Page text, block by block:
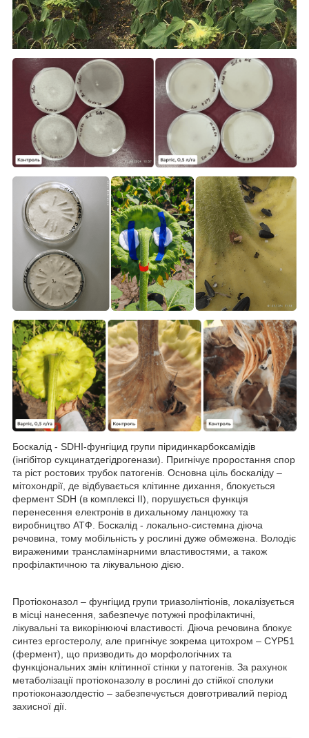
Боскалід - SDHI-фунгіцид групи піридинкарбоксамідів
(інгібітор сукцинатдегідрогенази). Пригнічує проростання спор
та ріст ростових трубок патогенів. Основна ціль боскаліду –
мітохондрії, де відбувається клітинне дихання, блокується
фермент SDH (в комплексі II), порушується функція
перенесення електронів в дихальному ланцюжку та
виробництво АТФ. Боскалід - локально-системна діюча
речовина, тому мобільність у рослині дуже обмежена. Володіє
вираженими трансламінарними властивостями, а також
профілактичною та лікувальною дією.
Протіоконазол – фунгіцид групи триазолінтіонів, локалізується
в місці нанесення, забезпечує потужні профілактичні,
лікувальні та викорінюючі властивості. Діюча речовина блокує
синтез ергостеролу, але пригнічує зокрема цитохром – CYP51
(фермент), що призводить до морфологічних та
функціональних змін клітинної стінки у патогенів. За рахунок
метаболізації протіоконазолу в рослині до стійкої сполуки
протіоконазолдестіо – забезпечується довготривалий період
захисної дії.